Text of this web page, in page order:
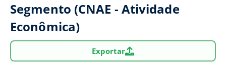
Segmento (CNAE - Atividade
Econômica)
Exportar